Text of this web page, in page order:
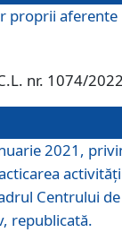
proprii aferente
nr. 1074/
2021,
Centrului de
republicată.